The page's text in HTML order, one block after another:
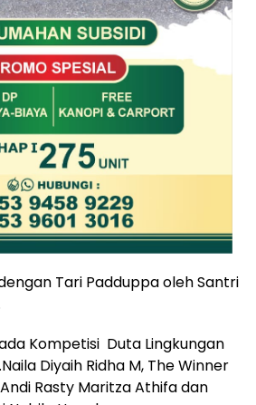
Tari Padduppa oleh Santri
Kompetisi Duta Lingkungan
Diyaih Ridha M, The Winner
Rasty Maritza Athifa dan